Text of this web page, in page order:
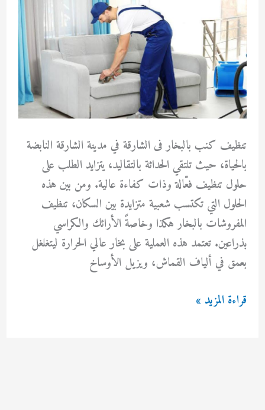
تنظيف كنب بالبخار فى الشارقة في مدينة الشارقة النابضة
بالحياة، حيث تلتقي الحداثة بالتقاليد، يتزايد الطلب على
حلول تنظيف فعّالة وذات كفاءة عالية. ومن بين هذه
الحلول التي تكتسب شعبية متزايدة بين السكان، تنظيف
المفروشات بالبخار هكذا وخاصةً الأرائك والكراسي
بذراعين. تعتمد هذه العملية على بخار عالي الحرارة ليتغلغل
بعمق في ألياف القماش، ويزيل الأوساخ
تنظيف
قراءة المزيد »